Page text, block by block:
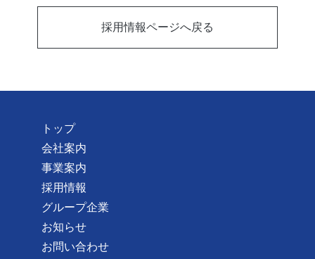
採用情報ページへ戻る
トップ
会社案内
事業案内
採用情報
グループ企業
お知らせ
お問い合わせ